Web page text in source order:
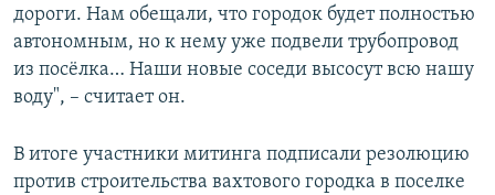
дороги. Нам обещали, что городок будет полностью
автономным, но к нему уже подвели трубопровод
из посёлка… Наши новые соседи высосут всю нашу
воду", – считает он.
В итоге участники митинга подписали резолюцию
против строительства вахтового городка в поселке